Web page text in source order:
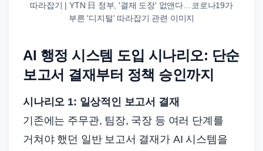
따라잡기 | YTN 日 정부, '결재 도장' 없앤다…코로나19가
부른 '디지털' 따라잡기 관련 이미지
AI 행정 시스템 도입 시나리오: 단순
보고서 결재부터 정책 승인까지
시나리오 1: 일상적인 보고서 결재
기존에는 주무관, 팀장, 국장 등 여러 단계를
거쳐야 했던 일반 보고서 결재가 AI 시스템을